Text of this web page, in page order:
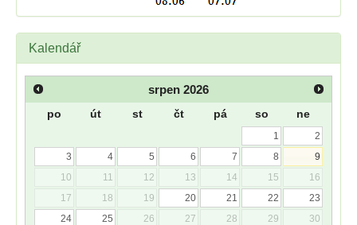
Kalendář
srpen 2026
po út st čt pá so ne
1
2
3
4 5 6 7 8
9
10
11 12 13 14 15
16
17
18 19 20 21 22
23
24
25 26 27 28 29
30